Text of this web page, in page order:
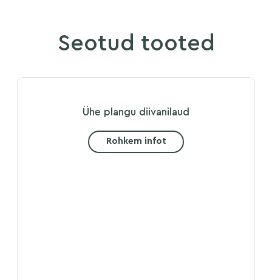
Seotud tooted
Ühe plangu diivanilaud
Rohkem infot